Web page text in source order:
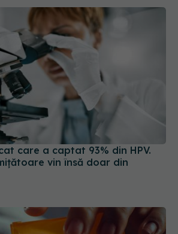
care a captat 93% din HPV.
vin însă doar din